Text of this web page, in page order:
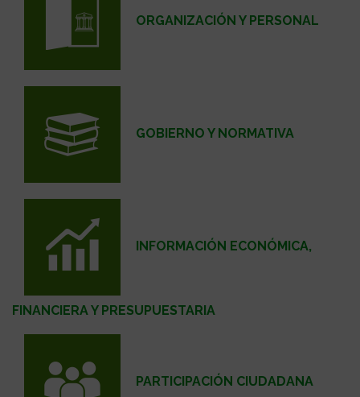
ORGANIZACIÓN Y PERSONAL
GOBIERNO Y NORMATIVA
INFORMACIÓN ECONÓMICA,
FINANCIERA Y PRESUPUESTARIA
PARTICIPACIÓN CIUDADANA